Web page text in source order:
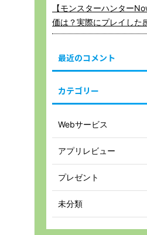
【モンスターハンター
価は？実際にプレイした
最近のコメント
カテゴリー
Webサービス
アプリレビュー
プレゼント
未分類